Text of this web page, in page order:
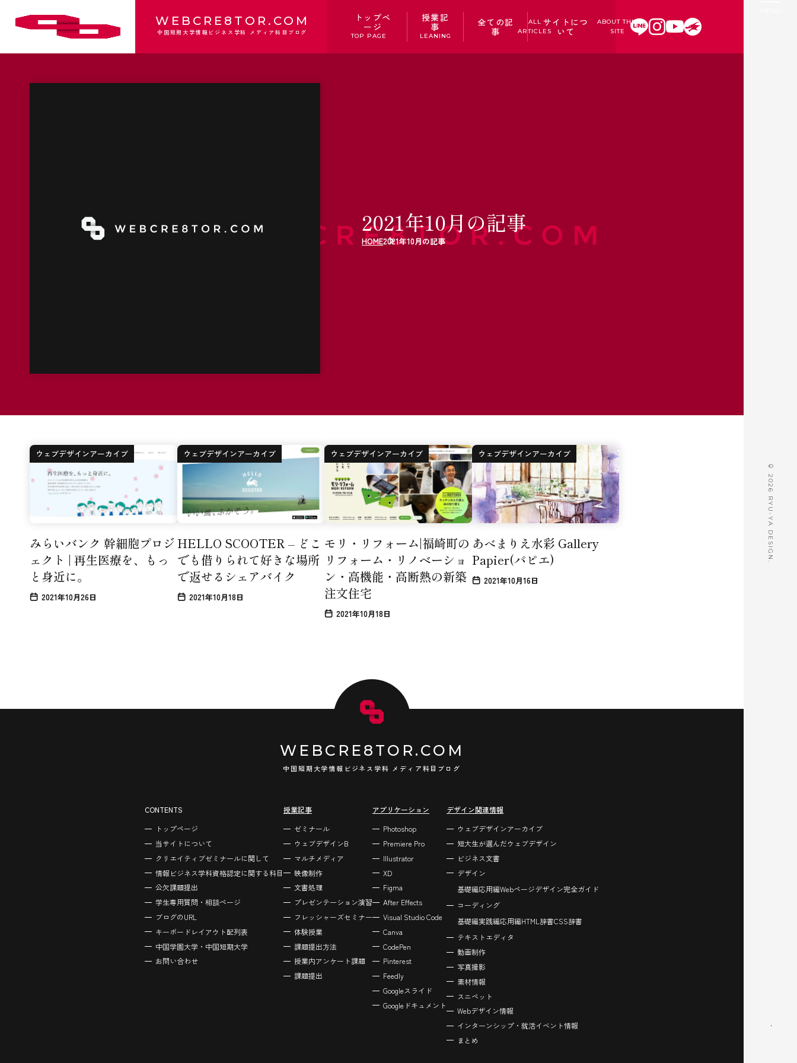
WEBCRE8TOR.COM
中国短期大学情報ビジネス学科 メディア科目ブログ
トップペ
ージ
TOP PAGE
授業記
事
LEANING
全ての記
事
ALL
ARTICLES
サイトにつ
いて
ABOUT THIS
SITE
2021年10月の記事
HOME2021年10月の記事
ウェブデザインアーカイブ
みらいバンク 幹細胞プロジ
ェクト | 再生医療を、もっ
と身近に。
2021年10月26日
ウェブデザインアーカイブ
HELLO SCOOTER – どこ
でも借りられて好きな場所
で返せるシェアバイク
2021年10月18日
ウェブデザインアーカイブ
モリ・リフォーム|福崎町の
リフォーム・リノベーショ
ン・高機能・高断熱の新築
注文住宅
2021年10月18日
ウェブデザインアーカイブ
あべまりえ水彩 Gallery
Papier(パピエ)
2021年10月16日
WEBCRE8TOR.COM
中国短期大学情報ビジネス学科 メディア科目ブログ
CONTENTS
トップページ
当サイトについて
クリエイティブゼミナールに関して
情報ビジネス学科資格認定に関する科目
公欠課題提出
学生専用質問・相談ページ
ブログのURL
キーボードレイアウト配列表
中国学園大学・中国短期大学
お問い合わせ
授業記事
ゼミナール
ウェブデザインB
マルチメディア
映像制作
文書処理
プレゼンテーション演習
フレッシャーズセミナー
体験授業
課題提出方法
授業内アンケート課題
課題提出
アプリケーション
Photoshop
Premiere Pro
Illustrator
XD
Figma
After Effects
Visual Studio Code
Canva
CodePen
Pinterest
Feedly
Googleスライド
Googleドキュメント
デザイン関連情報
ウェブデザインアーカイブ
短大生が選んだウェブデザイン
ビジネス文書
デザイン
基礎編応用編Webページデザイン完全ガイド
コーディング
基礎編実践編応用編HTML辞書CSS辞書
テキストエディタ
動画制作
写真撮影
素材情報
スニペット
Webデザイン情報
インターンシップ・就活イベント情報
まとめ
© 2026 RYU-YA DESIGN.